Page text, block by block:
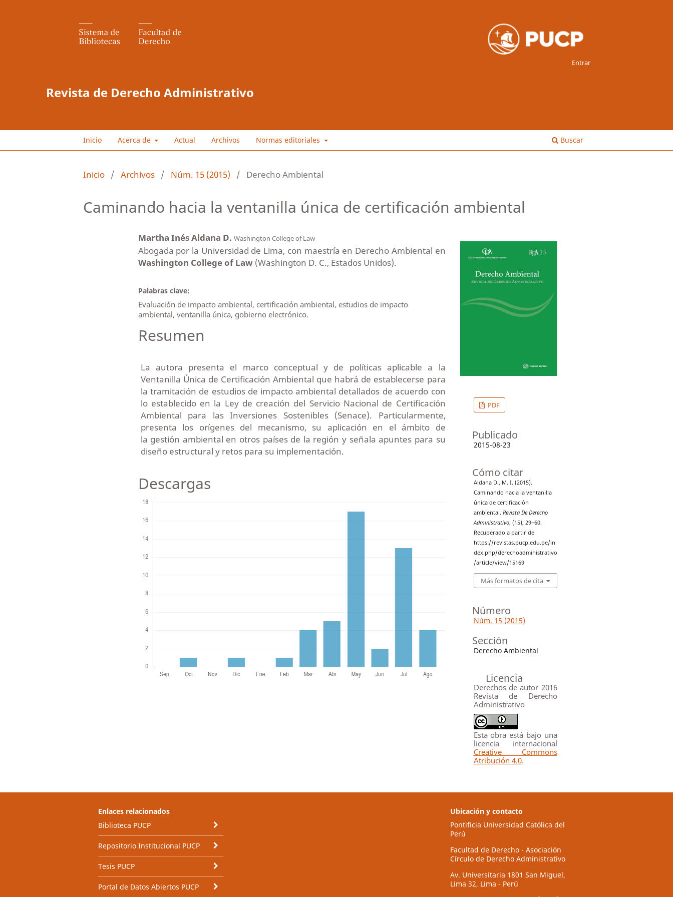
Revista de Derecho Administrativo
Inicio Acerca de Actual Archivos Normas editoriales Buscar
Entrar
Inicio / Archivos / Núm. 15 (2015) / Derecho Ambiental
Caminando hacia la ventanilla única de certificación ambiental
Martha Inés Aldana D. Washington College of Law
Abogada por la Universidad de Lima, con maestría en Derecho Ambiental en
Washington College of Law(Washington D. C., Estados Unidos).
Palabras clave:
Evaluación de impacto ambiental, certificación ambiental, estudios de impacto
ambiental, ventanilla única, gobierno electrónico.
Resumen
La autora presenta el marco conceptual y de políticas aplicable a la
Ventanilla Única de Certificación Ambiental que habrá de establecerse para
la tramitación de estudios de impacto ambiental detallados de acuerdo con
lo establecido en la Ley de creación del Servicio Nacional de Certificación
Ambiental para las Inversiones Sostenibles (Senace). Particularmente,
presenta los orígenes del mecanismo, su aplicación en el ámbito de
la gestión ambiental en otros países de la región y señala apuntes para su
diseño estructural y retos para su implementación.
Descargas
PDF
Publicado
2015-08-23
Cómo citar
Aldana D., M. I. (2015).
Caminando hacia la ventanilla
única de certificación
ambiental. Revista De Derecho
Administrativo, (15), 29–60.
Recuperado a partir de
https://revistas.pucp.edu.pe/in
dex.php/derechoadministrativo
/article/view/15169
Más formatos de cita
Número
Núm. 15 (2015)
Sección
Derecho Ambiental
Licencia
Derechos de autor 2016
Revista de Derecho
Administrativo
Esta obra está bajo una
licencia internacional
Creative Commons
Atribución 4.0.
Enlaces relacionados
Biblioteca PUCP
Repositorio Institucional PUCP
Tesis PUCP
Portal de Datos Abiertos PUCP
Ubicación y contacto
Pontificia Universidad Católica del
Perú
Facultad de Derecho - Asociación
Círculo de Derecho Administrativo
Av. Universitaria 1801 San Miguel,
Lima 32, Lima - Perú